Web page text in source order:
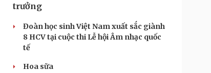
trưởng
Đoàn học sinh Việt Nam xuất sắc giành
8 HCV tại cuộc thi Lễ hội Âm nhạc quốc
tế
Hoa sữa